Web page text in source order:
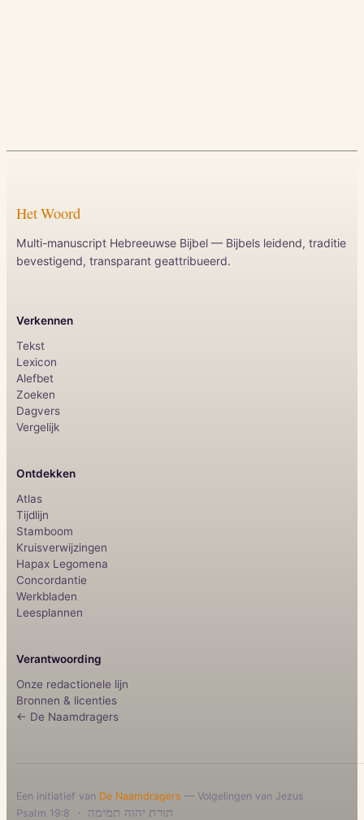
Het Woord
Multi-manuscript Hebreeuwse Bijbel — Bijbels leidend, traditie
bevestigend, transparant geattribueerd.
Verkennen
Tekst
Lexicon
Alefbet
Zoeken
Dagvers
Vergelijk
Ontdekken
Atlas
Tijdlijn
Stamboom
Kruisverwijzingen
Hapax Legomena
Concordantie
Werkbladen
Leesplannen
Verantwoording
Onze redactionele lijn
Bronnen & licenties
← De Naamdragers
Een initiatief van De Naamdragers — Volgelingen van Jezus
תורת יהוה תמימה ·
Psalm 19:8